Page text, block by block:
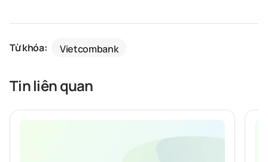
Từ khóa: Vietcombank
Tin liên quan